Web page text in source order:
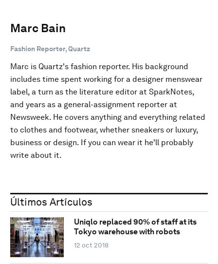
Marc Bain
Fashion Reporter, Quartz
Marc is Quartz's fashion reporter. His background
includes time spent working for a designer menswear
label, a turn as the literature editor at SparkNotes,
and years as a general-assignment reporter at
Newsweek. He covers anything and everything related
to clothes and footwear, whether sneakers or luxury,
business or design. If you can wear it he'll probably
write about it.
Últimos Artículos
Uniqlo replaced 90% of staff at its
Tokyo warehouse with robots
12 oct 2018